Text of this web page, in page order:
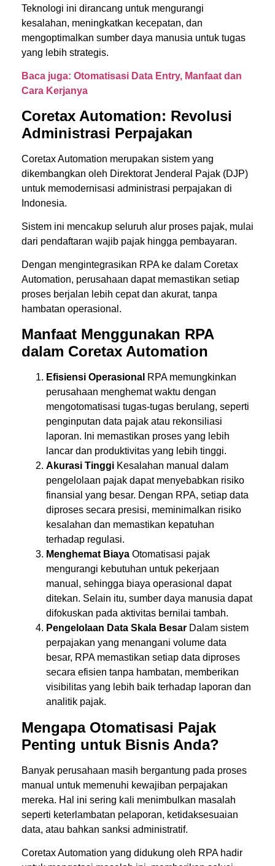
Teknologi ini dirancang untuk mengurangi
kesalahan, meningkatkan kecepatan, dan
mengoptimalkan sumber daya manusia untuk tugas
yang lebih strategis.
Baca juga: Otomatisasi Data Entry, Manfaat dan
Cara Kerjanya
Coretax Automation: Revolusi
Administrasi Perpajakan
Coretax Automation merupakan sistem yang
dikembangkan oleh Direktorat Jenderal Pajak (DJP)
untuk memodernisasi administrasi perpajakan di
Indonesia.
Sistem ini mencakup seluruh alur proses pajak, mulai
dari pendaftaran wajib pajak hingga pembayaran.
Dengan mengintegrasikan RPA ke dalam Coretax
Automation, perusahaan dapat memastikan setiap
proses berjalan lebih cepat dan akurat, tanpa
hambatan operasional.
Manfaat Menggunakan RPA
dalam Coretax Automation
Efisiensi Operasional RPA memungkinkan
perusahaan menghemat waktu dengan
mengotomatisasi tugas-tugas berulang, seperti
penginputan data pajak atau rekonsiliasi
laporan. Ini memastikan proses yang lebih
lancar dan produktivitas yang lebih tinggi.
Akurasi Tinggi Kesalahan manual dalam
pengelolaan pajak dapat menyebabkan risiko
finansial yang besar. Dengan RPA, setiap data
diproses secara presisi, meminimalkan risiko
kesalahan dan memastikan kepatuhan
terhadap regulasi.
Menghemat Biaya Otomatisasi pajak
mengurangi kebutuhan untuk pekerjaan
manual, sehingga biaya operasional dapat
ditekan. Selain itu, sumber daya manusia dapat
difokuskan pada aktivitas bernilai tambah.
Pengelolaan Data Skala Besar Dalam sistem
perpajakan yang menangani volume data
besar, RPA memastikan setiap data diproses
secara efisien tanpa hambatan, memberikan
visibilitas yang lebih baik terhadap laporan dan
analitik pajak.
Mengapa Otomatisasi Pajak
Penting untuk Bisnis Anda?
Banyak perusahaan masih bergantung pada proses
manual untuk memenuhi kewajiban perpajakan
mereka. Hal ini sering kali menimbulkan masalah
seperti keterlambatan pelaporan, ketidaksesuaian
data, atau bahkan sanksi administratif.
Coretax Automation yang didukung oleh RPA hadir